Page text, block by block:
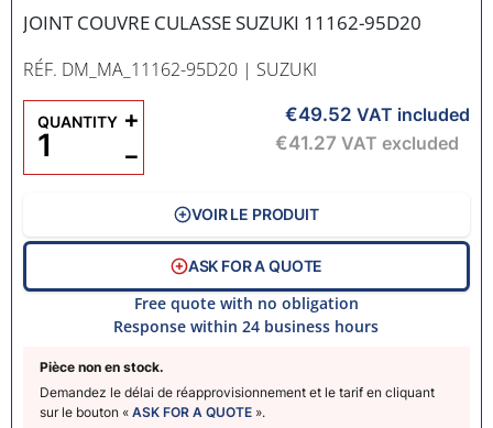
JOINT COUVRE CULASSE SUZUKI 11162-95D20
RÉF. DM_MA_11162-95D20 | SUZUKI
Pièce non en stock.
Demandez le délai de réapprovisionnement et le tarif en cliquant
sur le bouton « ASK FOR A QUOTE ».
€49.52 VAT included
€41.27 VAT excluded
QUANTITY
−
+
VOIR LE PRODUIT
ASK FOR A QUOTE
Free quote with no obligation
Response within 24 business hours